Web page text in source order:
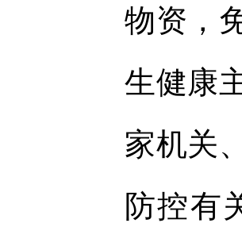
物资，
生健康
家机关
防控有